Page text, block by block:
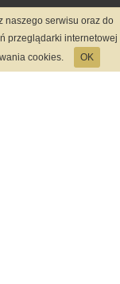
naszego serwisu oraz do
przeglądarki internetowej
cookies.
OK